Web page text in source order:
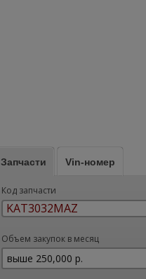
Запчасти Vin-номер
Код запчасти
Объем закупок в месяц